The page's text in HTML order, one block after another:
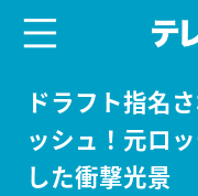
ドラフト指名
ッシュ！元ロ
した衝撃光景